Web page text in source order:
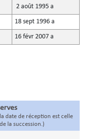
2 août 1995 a
18 sept 1996 a
16 févr 2007 a
date de réception est celle
la succession.)